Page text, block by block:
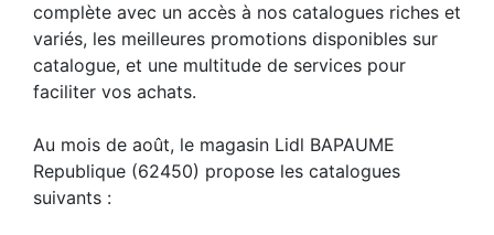
complète avec un accès à nos catalogues riches et
variés, les meilleures promotions disponibles sur
catalogue, et une multitude de services pour
faciliter vos achats.
Au mois de août, le magasin Lidl BAPAUME
Republique (62450) propose les catalogues
suivants :